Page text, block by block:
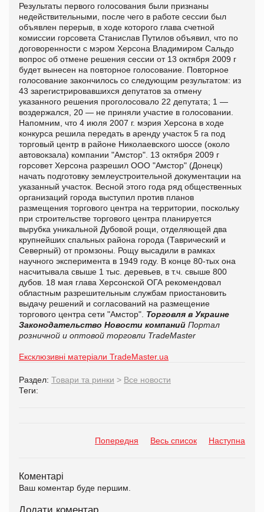
Результаты первого голосования были признаны
недействительными, после чего в работе сессии был
объявлен перерыв, в ходе которого глава счетной
комиссии горсовета Станислав Путилов объявил, что по
договоренности с мэром Херсона Владимиром Сальдо
вопрос об отмене решения сессии от 13 октября 2009 г
будет вынесен на повторное голосование. Повторное
голосование закончилось со следующим результатом: из
43 зарегистрировавшихся депутатов за отмену
указанного решения проголосовало 22 депутата; 1 —
воздержался, 20 — не приняли участие в голосовании.
Напомним, что 4 июля 2007 г. мэрия Херсона в ходе
конкурса решила передать в аренду участок 5 га под
торговый центр в районе Николаевского шоссе (около
автовокзала) компании "Амстор". 13 октября 2009 г
горсовет Херсона разрешил ООО "Амстор" (Донецк)
начать подготовку землеустроительной документации на
указанный участок. Весной этого года ряд общественных
организаций города выступил против планов
размещения торгового центра на территории, поскольку
при строительстве торгового центра планируется
вырубка уникальной Дубовой рощи, отделяющей два
крупнейших спальных района города (Таврический и
Северный) от промзоны. Рощу высадили в рамках
научного эксперимента в 1949 году. В конце 80-тых она
насчитывала свыше 1 тыс. деревьев, в т.ч. свыше 800
дубов. 18 мая глава Херсонской ОГА рекомендовал
областным разрешительным службам приостановить
выдачу решений и согласований на размещение
торгового центра сети "Амстор". Торговля в Украине
Законодательство Новости компаний Портал
розничной и оптовой торговли TradeMaster
Ексклюзивні матеріали TradeMaster.ua
Раздел: Товари та ринки > Все новости
Теги:
Попередня Весь список Наступна
Коментарі
Ваш коментар буде першим.
Додати коментар